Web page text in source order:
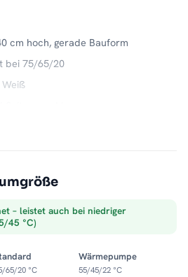
cm hoch, gerade Bauform
bei 75/65/20
dem Heizsystem
und liefert konstante Wärme ohne
Alle Größen und Ausführungen
Handtuchheizkörper.
– leistet auch bei niedriger
45 °C)
65/20 °C
Wärmepumpe
55/45/22 °C